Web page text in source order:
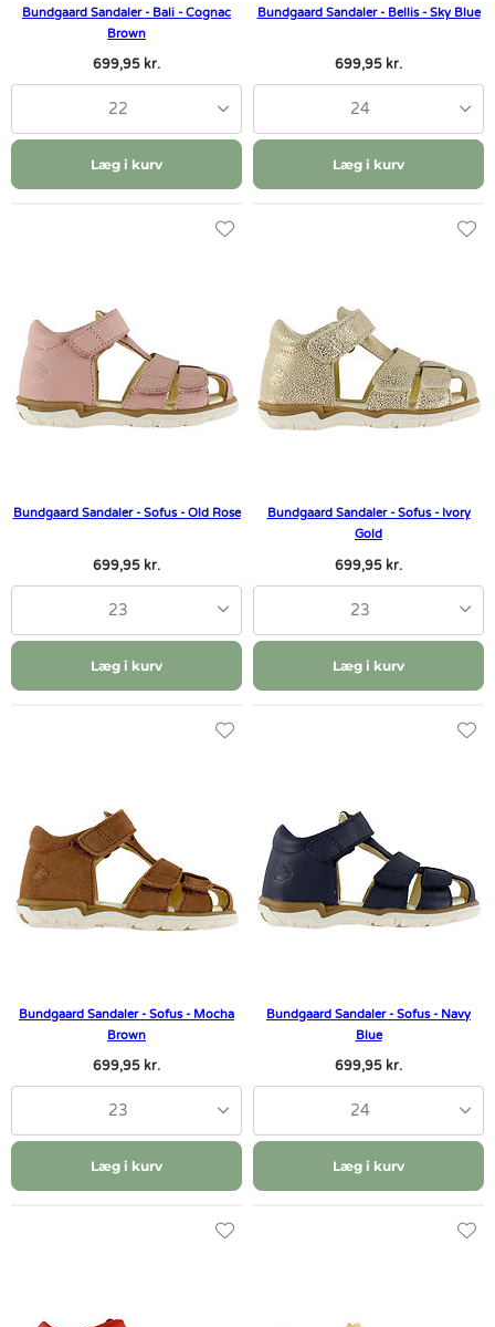
Bundgaard Sandaler - Bali - Cognac
Brown
699,95 kr.
22
Læg i kurv
Bundgaard Sandaler - Bellis - Sky Blue
699,95 kr.
24
Læg i kurv
Bundgaard Sandaler - Sofus - Old Rose
699,95 kr.
23
Læg i kurv
Bundgaard Sandaler - Sofus - Ivory
Gold
699,95 kr.
23
Læg i kurv
Bundgaard Sandaler - Sofus - Mocha
Brown
699,95 kr.
23
Læg i kurv
Bundgaard Sandaler - Sofus - Navy
Blue
699,95 kr.
24
Læg i kurv